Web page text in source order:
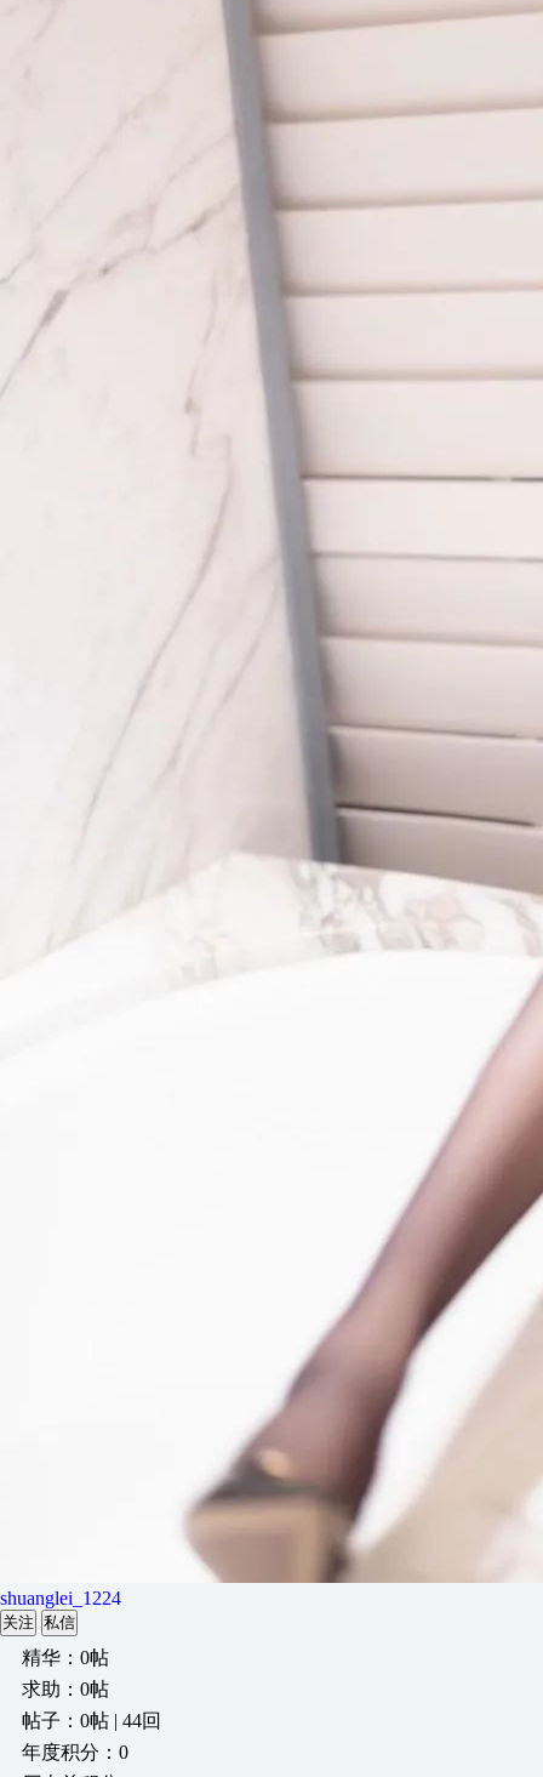
shuanglei_1224
关注 私信
精华：0帖
求助：0帖
帖子：0帖 | 44回
年度积分：0